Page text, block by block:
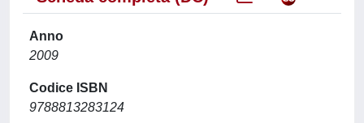
Anno
2009
Codice ISBN
9788813283124